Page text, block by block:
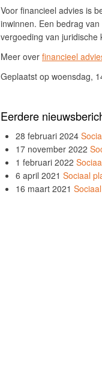
Voor financieel advies is
inwinnen. Een bedrag
vergoeding van juridische
Meer over financieel
Geplaatst op woensdag,
Eerdere
28 februari 2024
17 november 2022
1 februari 2022
6 april 2021 Sociaal
16 maart 2021